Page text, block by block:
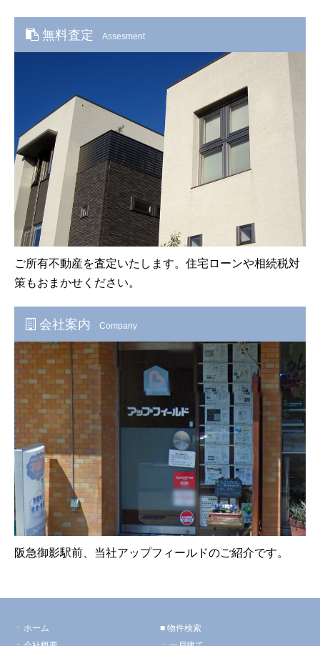
無料査定 Assesment
ご所有不動産を査定いたします。住宅ローンや相続税対
策もおまかせください。
会社案内 Company
阪急御影駅前、当社アップフィールドのご紹介です。
ホーム
物件検索